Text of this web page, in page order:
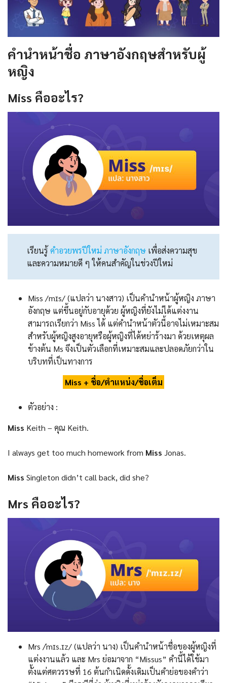
คํานําหน้าชื่อ ภาษาอังกฤษสำหรับผู้
หญิง
Miss คืออะไร?
เรียนรู้ คําอวยพรปีใหม่ ภาษาอังกฤษ เพื่อส่งความสุข
และความหมายดี ๆ ให้คนสำคัญในช่วงปีใหม่
Miss /mɪs/ (แปลว่า นางสาว) เป็นคํานําหน้าผู้หญิง ภาษา
อังกฤษ แต่ขึ้นอยู่กับอายุด้วย ผู้หญิงที่ยังไม่ได้แต่งงาน
สามารถเรียกว่า Miss ได้ แต่คำนำหน้าตัวนี้อาจไม่เหมาะสม
สำหรับผู้หญิงสูงอายุหรือผู้หญิงที่ได้หย่าร้างมา ด้วยเหตุผล
ข้างต้น Ms จึงเป็นตัวเลือกที่เหมาะสมและปลอดภัยกว่าใน
บริบทที่เป็นทางการ
Miss + ชื่อ/ตำแหน่ง/ชื่อเต็ม
ตัวอย่าง :
Miss Keith – คุณ Keith.
I always get too much homework from Miss Jonas.
Miss Singleton didn’t call back, did she?
Mrs คืออะไร?
Mrs /ˈmɪs.ɪz/ (แปลว่า นาง) เป็นคำนำหน้าชื่อของผู้หญิงที่
แต่งงานแล้ว และ Mrs ย่อมาจาก “Missus” คำนี้ได้ใช้มา
ตั้งแต่ศตวรรษที่ 16 ต้นกำเนิดดั้งเดิมเป็นคำย่อของคำว่า